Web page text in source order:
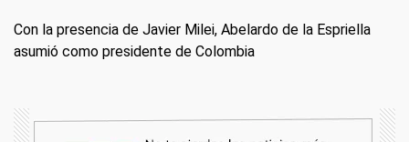
Con la presencia de Javier Milei, Abelardo de la Espriella
asumió como presidente de Colombia